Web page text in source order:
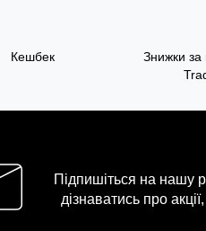
Кешбек
Знижки
Підпишіться на нашу
дізнаватись про